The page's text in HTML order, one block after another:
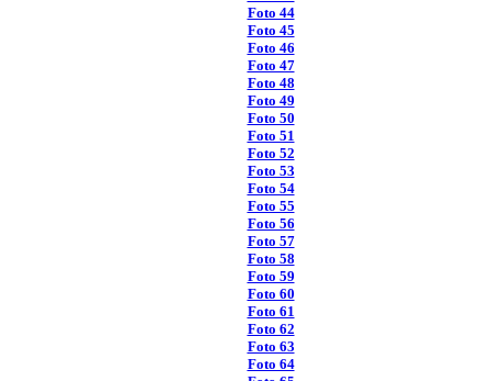
Foto 44
Foto 45
Foto 46
Foto 47
Foto 48
Foto 49
Foto 50
Foto 51
Foto 52
Foto 53
Foto 54
Foto 55
Foto 56
Foto 57
Foto 58
Foto 59
Foto 60
Foto 61
Foto 62
Foto 63
Foto 64